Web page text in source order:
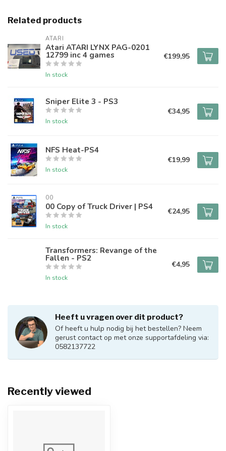
Related products
ATARI
Atari ATARI LYNX PAG-0201
12799 inc 4 games
In stock
€199,95
Sniper Elite 3 - PS3
In stock
€34,95
NFS Heat-PS4
In stock
€19,99
00
00 Copy of Truck Driver | PS4
In stock
€24,95
Transformers: Revange of the
Fallen - PS2
In stock
€4,95
Heeft u vragen over dit product?
Of heeft u hulp nodig bij het bestellen? Neem
gerust contact op met onze supportafdeling via:
0582137722
Recently viewed